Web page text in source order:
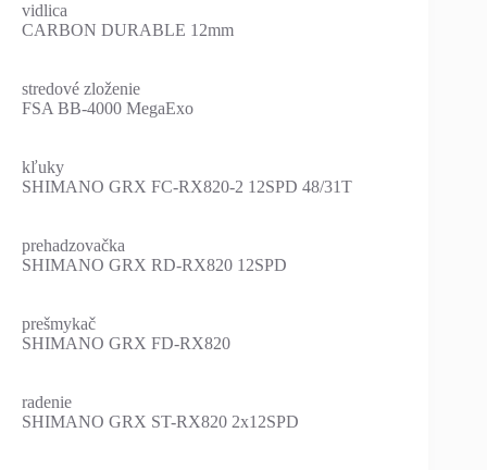
vidlica
CARBON DURABLE 12mm
stredové zloženie
FSA BB-4000 MegaExo
kľuky
SHIMANO GRX FC-RX820-2 12SPD 48/31T
prehadzovačka
SHIMANO GRX RD-RX820 12SPD
prešmykač
SHIMANO GRX FD-RX820
radenie
SHIMANO GRX ST-RX820 2x12SPD